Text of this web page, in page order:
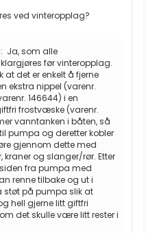
ved vinteropplag?
: Ja, som alle
før vinteropplag.
det er enkelt å fjerne
ekstra nippel (varenr.
146644) i en
frostvæske (varenr.
vanntanken i båten, så
pumpa og deretter kobler
gjennom dette med
kraner og slanger/rør. Etter
fra pumpa med
renne tilbake og ut i
støt på pumpa slik at
hell gjerne litt giftfri
det skulle være litt rester i